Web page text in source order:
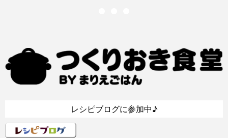
レシピブログに参加中♪